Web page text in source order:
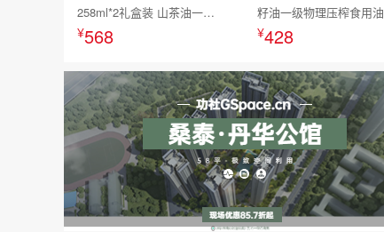
258ml*2礼盒装 山茶油一级
冷榨油茶籽油
¥568
籽油一级物理压榨食用油
¥428